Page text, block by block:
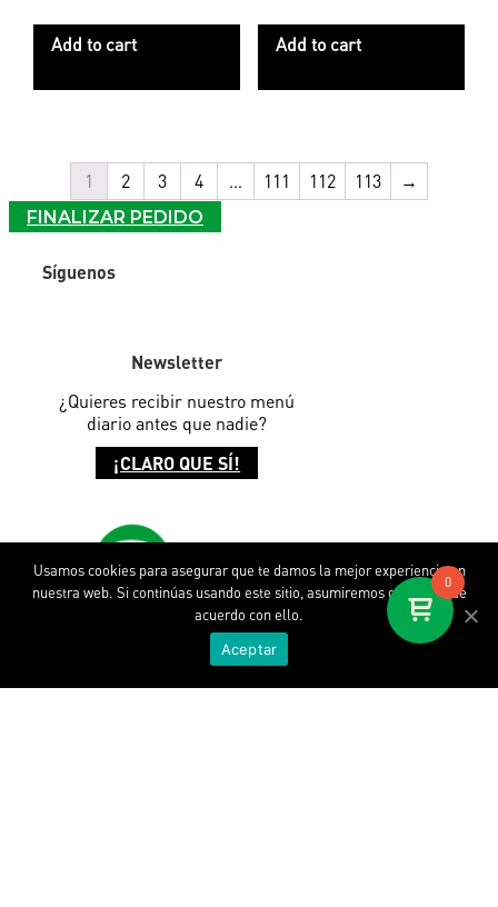
Add to cart Add to cart
1 2 3 4 … 111 112 113 →
FINALIZAR PEDIDO
Síguenos
Newsletter
¿Quieres recibir nuestro menú
diario antes que nadie?
¡CLARO QUE SÍ!
Nuestra historia
0
Usamos cookies para asegurar que te damos la mejor experiencia en
nuestra web. Si continúas usando este sitio, asumiremos que estás de
acuerdo con ello.
Aceptar